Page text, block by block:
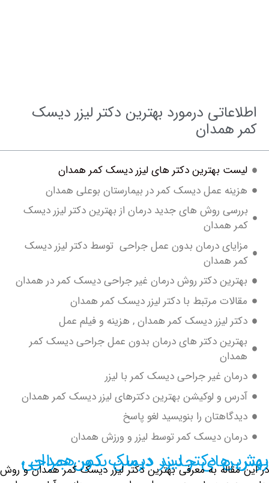
درمورد بهترین دکتر لیزر دیسک
همدان
بهترین دکتر های لیزر دیسک کمر همدان
عمل دیسک کمر در بیمارستان بوعلی همدان
روش های جدید درمان از بهترین دکتر لیزر دیسک
همدان
درمان بدون عمل جراحی توسط دکتر لیزر دیسک
همدان
دکتر روش درمان غیر جراحی دیسک کمر در همدان
مرتبط با دکتر لیزر دیسک کمر همدان
لیزر دیسک کمر همدان , هزینه و فیلم عمل
دکتر های درمان بدون عمل جراحی دیسک کمر
غیر جراحی دیسک کمر با لیزر
و لوکیشن بهترین دکترهای لیزر دیسک کمر همدان
را بنویسید لغو پاسخ
دیسک کمر توسط لیزر و ورزش همدان
لیزر دیسک کمر همدان ، روش های جدید درمان بدون جراحی
به معرفیبهترین دکترلیزر دیسک کمر همدان و روش